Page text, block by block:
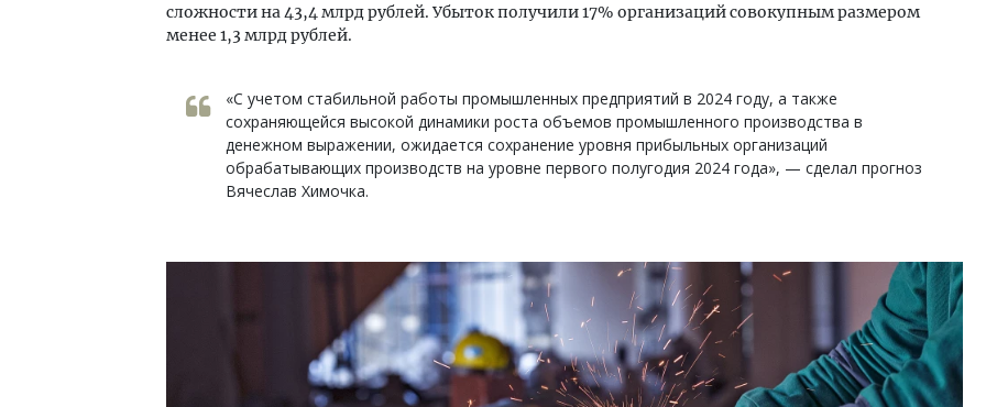
сложности на 43,4 млрд рублей. Убыток получили 17% организаций совокупным размером
менее 1,3 млрд рублей.
«С учетом стабильной работы промышленных предприятий в 2024 году, а также
сохраняющейся высокой динамики роста объемов промышленного производства в
денежном выражении, ожидается сохранение уровня прибыльных организаций
обрабатывающих производств на уровне первого полугодия 2024 года», — сделал прогноз
Вячеслав Химочка.